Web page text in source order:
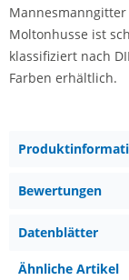
Moltonhusse ist
klassifiziert nach
Farben erhältlich.
Bewertungen
Datenblätter
Ähnliche Artikel